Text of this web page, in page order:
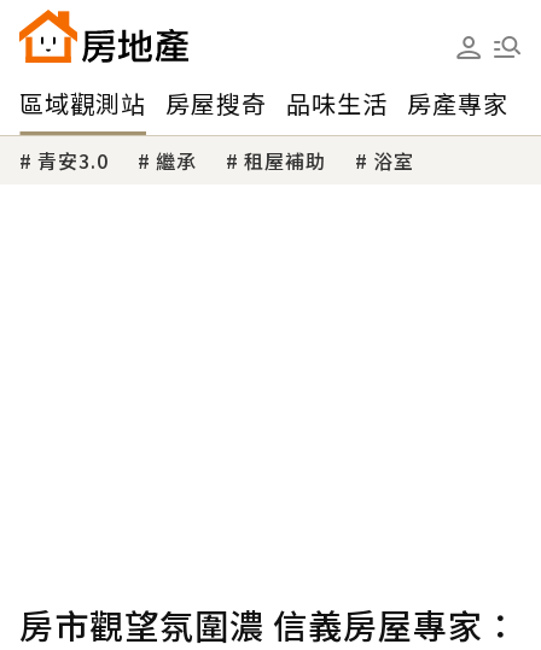
區域觀測站 房屋搜奇 品味生活 房產專家
青安3.0 繼承 租屋補助 浴室
房市觀望氛圍濃 信義房屋專家：